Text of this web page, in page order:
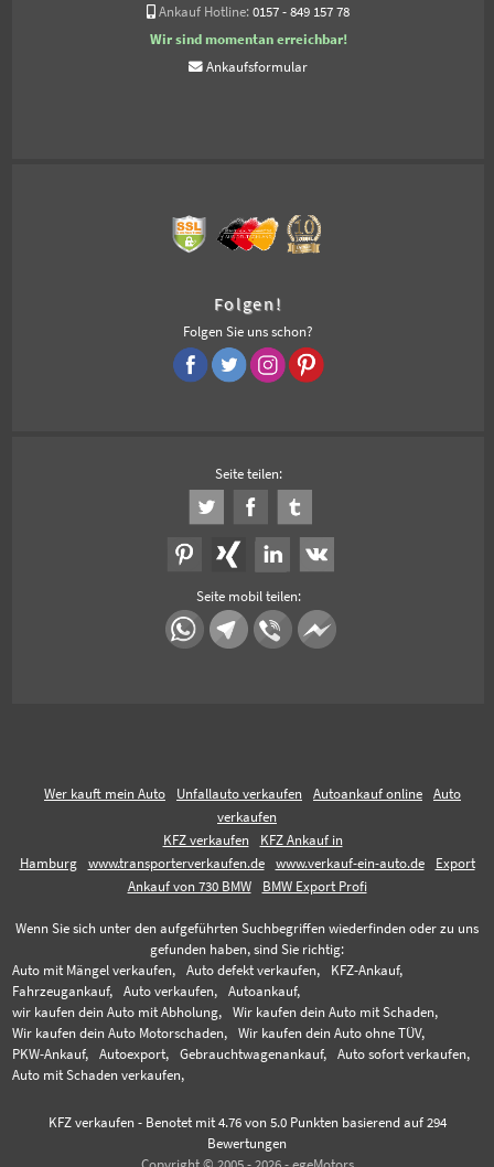
Ankauf Hotline: 0157 - 849 157 78
Wir sind momentan erreichbar!
Ankaufsformular
Folgen!
Folgen Sie uns schon?
Seite teilen:
Seite mobil teilen:
Wer kauft mein Auto Unfallauto verkaufen Autoankauf online
Auto
verkaufen
KFZ verkaufen
KFZ Ankauf in
Hamburg
www.transporterverkaufen.de www.verkauf-ein-auto.de
Export
Ankauf von 730 BMW
BMW Export Profi
Wenn Sie sich unter den aufgeführten Suchbegriffen wiederfinden oder zu uns
gefunden haben, sind Sie richtig:
Auto mit Mängel verkaufen,
Auto defekt verkaufen,
KFZ-Ankauf,
Fahrzeugankauf,
Auto verkaufen,
Autoankauf,
wir kaufen dein Auto mit Abholung,
Wir kaufen dein Auto mit Schaden,
Wir kaufen dein Auto Motorschaden,
Wir kaufen dein Auto ohne TÜV,
PKW-Ankauf,
Autoexport, Gebrauchtwagenankauf,
Auto sofort verkaufen,
Auto mit Schaden verkaufen,
KFZ verkaufen- Benotet mit 4.76von 5.0 Punkten basierend auf 294
Bewertungen